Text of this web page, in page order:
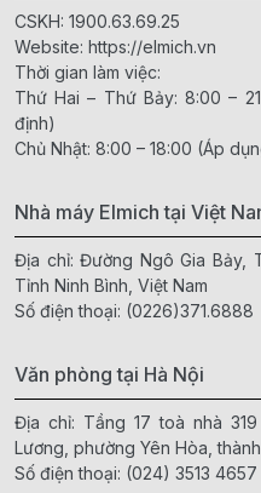
CSKH: 1900.63.69.25
Website: https://elmich.vn
Thời gian làm việc:
Thứ Hai – Thứ Bảy: 8:00 –
định)
Chủ Nhật: 8:00 – 18:00 (Áp
Nhà máy Elmich tại Việt
Địa chỉ: Đường Ngô Gia Bảy,
Tỉnh Ninh Bình, Việt Nam
Số điện thoại: (0226)371.6888
Văn phòng tại Hà Nội
Địa chỉ: Tầng 17 toà nhà
Lương, phường Yên Hòa,
Số điện thoại: (024) 3513 4657